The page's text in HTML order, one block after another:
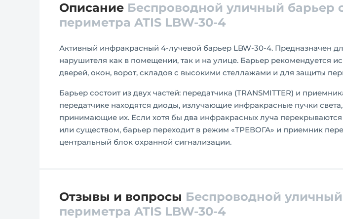
Описание Беспроводной уличный барьер
периметра ATIS LBW-30-4
Активный инфракрасный 4-лучевой барьер LBW-30-4. Предназначен
нарушителя как в помещении, так и на улице. Барьер рекомендуется
дверей, окон, ворот, складов с высокими стеллажами и для защиты
Барьер состоит из двух частей: передатчика (TRANSMITTER) и
передатчике находятся диоды, излучающие инфракрасные пучки
принимающие их. Если хотя бы два инфракрасных луча
или существом, барьер переходит в режим «ТРЕВОГА» и приемник
центральный блок охранной сигнализации.
Отзывы и вопросы Беспроводной
периметра ATIS LBW-30-4